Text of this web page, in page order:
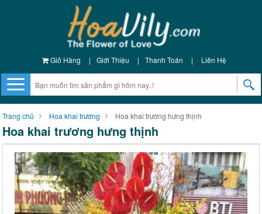
Giỏ Hàng | Giới Thiệu | Thanh Toán | Liên Hệ
Trang chủ Hoa khai trương Hoa khai trương hưng thịnh
Hoa khai trương hưng thịnh